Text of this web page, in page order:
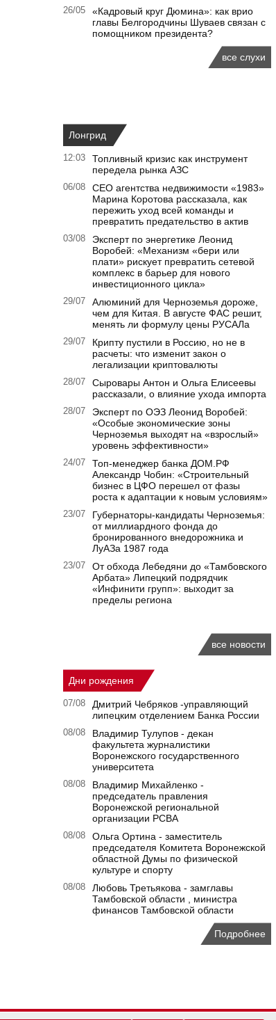
26/05
«Кадровый круг Дюмина»: как врио
главы Белгородчины Шуваев связан с
помощником президента?
все слухи
Лонгрид
12:03
Топливный кризис как инструмент
передела рынка АЗС
06/08
CEO агентства недвижимости «1983»
Марина Коротова рассказала, как
пережить уход всей команды и
превратить предательство в актив
03/08
Эксперт по энергетике Леонид
Воробей: «Механизм «бери или
плати» рискует превратить сетевой
комплекс в барьер для нового
инвестиционного цикла»
29/07
Алюминий для Черноземья дороже,
чем для Китая. В августе ФАС решит,
менять ли формулу цены РУСАЛа
29/07
Крипту пустили в Россию, но не в
расчеты: что изменит закон о
легализации криптовалюты
28/07
Сыровары Антон и Ольга Елисеевы
рассказали, о влияние ухода импорта
28/07
Эксперт по ОЭЗ Леонид Воробей:
«Особые экономические зоны
Черноземья выходят на «взрослый»
уровень эффективности»
24/07
Топ-менеджер банка ДОМ.РФ
Александр Чобин: «Строительный
бизнес в ЦФО перешел от фазы
роста к адаптации к новым условиям»
23/07
Губернаторы‑кандидаты Черноземья:
от миллиардного фонда до
бронированного внедорожника и
ЛуАЗа 1987 года
23/07
От обхода Лебедяни до «Тамбовского
Арбата» Липецкий подрядчик
«Инфинити групп»: выходит за
пределы региона
все новости
Дни рождения
07/08
Дмитрий Чебряков -управляющий
липецким отделением Банка России
08/08
Владимир Тулупов - декан
факультета журналистики
Воронежского государственного
университета
08/08
Владимир Михайленко -
председатель правления
Воронежской региональной
организации РСВА
08/08
Ольга Ортина - заместитель
председателя Комитета Воронежской
областной Думы по физической
культуре и спорту
08/08
Любовь Третьякова - замглавы
Тамбовской области , министра
финансов Тамбовской области
Подробнее